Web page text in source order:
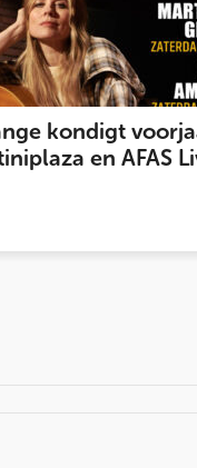
kondigt
en AFAS